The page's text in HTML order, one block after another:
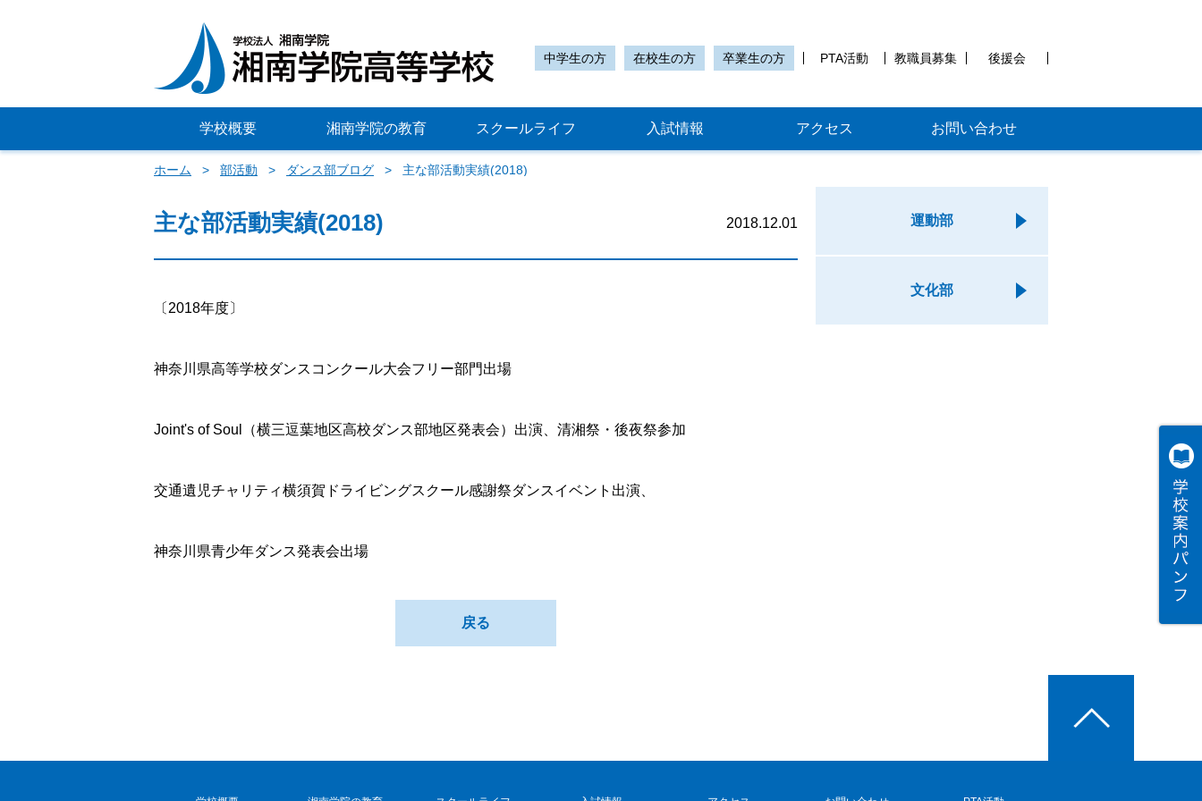
中学生の方 在校生の方 卒業生の方 PTA活動 教職員募集 後援会
学校概要 湘南学院の教育 スクールライフ 入試情報 アクセス お問い合わせ
ホーム 部活動 ダンス部ブログ 主な部活動実績(2018)
主な部活動実績(2018) 2018.12.01
〔2018年度〕
神奈川県高等学校ダンスコンクール大会フリー部門出場
Joint's of Soul（横三逗葉地区高校ダンス部地区発表会）出演、清湘祭・後夜祭参加
交通遺児チャリティ横須賀ドライビングスクール感謝祭ダンスイベント出演、
神奈川県青少年ダンス発表会出場
戻る
運動部
文化部